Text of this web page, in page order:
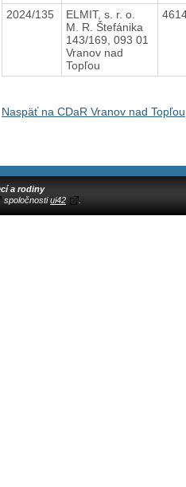
2024/135
ELMIT, s. r. o.
M. R. Štefánika
143/169, 093 01
Vranov nad
Topľou
Naspäť na CDaR Vranov nad
a rodiny
spoločnostiui42